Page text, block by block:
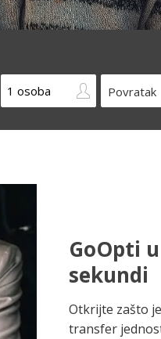
Povratak
GoOpti
sekundi
Otkrijte zašto
transfer